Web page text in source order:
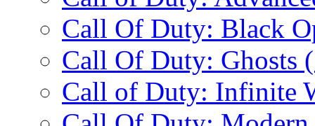
Call Of Duty: Black
Call Of Duty: Ghosts
Call of Duty: Infinite